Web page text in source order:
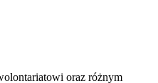
oraz różnym